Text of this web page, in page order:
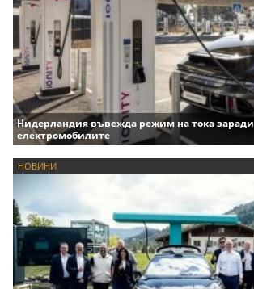
Нидерландия въвежда режим на тока заради
електромобилите
НОВИНИ